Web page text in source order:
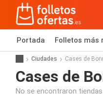
Portada Folletos más
Ciudades Cases de
Cases de
No se encontraron